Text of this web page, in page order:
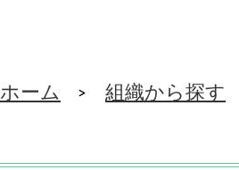
ホーム 組織から探す